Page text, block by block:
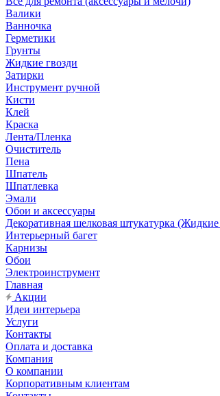
Валики
Ванночка
Герметики
Грунты
Жидкие гвозди
Затирки
Инструмент ручной
Кисти
Клей
Краска
Лента/Пленка
Очиститель
Пена
Шпатель
Шпатлевка
Эмали
Обои и аксессуары
Декоративная шелковая штукатурка
Интерьерный багет
Карнизы
Обои
Электроинструмент
Главная
Акции
Идеи интерьера
Услуги
Контакты
Оплата и доставка
Компания
О компании
Корпоративным клиентам